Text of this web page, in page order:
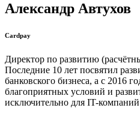
Александр Автухов
Cardpay
Директор по развитию
Последние 10 лет посвятил
банковского бизнеса, а с 2016
благоприятных условий и
исключительно для IT-